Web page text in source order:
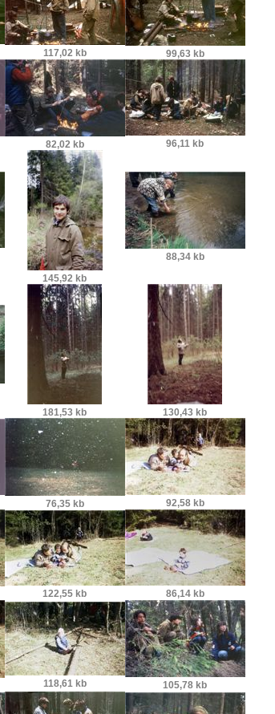
117,02 kb 99,63 kb
82,02 kb 96,11 kb
145,92 kb
88,34 kb
181,53 kb
130,43 kb
76,35 kb 92,58 kb
122,55 kb 86,14 kb
118,61 kb 105,78 kb